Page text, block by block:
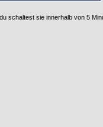
schaltest sie innerhalb von 5